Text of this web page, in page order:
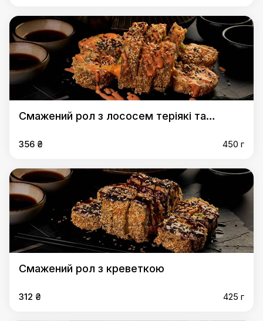
Смажений рол з лососем теріякі та
356 ₴ 450 г
Смажений рол з креветкою
312 ₴ 425 г